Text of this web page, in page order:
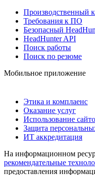
Производственный
Требования к ПО
Безопасный
HeadHunter API
Поиск работы
Поиск по резюме
Мобильное приложение
Этика и комплаенс
Оказание услуг
Использование
Защита
ИТ аккредитация
На информационном
рекомендательные
предоставления